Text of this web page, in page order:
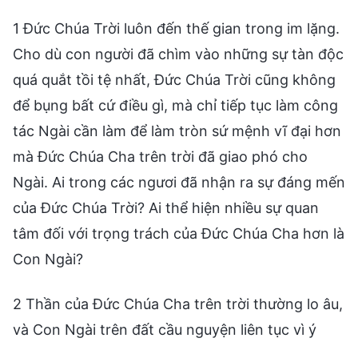
1 Đức Chúa Trời luôn đến thế gian trong im lặng.
Cho dù con người đã chìm vào những sự tàn độc
quá quắt tồi tệ nhất, Đức Chúa Trời cũng không
để bụng bất cứ điều gì, mà chỉ tiếp tục làm công
tác Ngài cần làm để làm tròn sứ mệnh vĩ đại hơn
mà Đức Chúa Cha trên trời đã giao phó cho
Ngài. Ai trong các ngươi đã nhận ra sự đáng mến
của Đức Chúa Trời? Ai thể hiện nhiều sự quan
tâm đối với trọng trách của Đức Chúa Cha hơn là
Con Ngài?
2 Thần của Đức Chúa Cha trên trời thường lo âu,
và Con Ngài trên đất cầu nguyện liên tục vì ý